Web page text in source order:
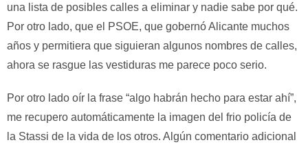
una lista de posibles calles a eliminar y nadie sabe por qué.
Por otro lado, que el PSOE, que gobernó Alicante muchos
años y permitiera que siguieran algunos nombres de calles,
ahora se rasgue las vestiduras me parece poco serio.
Por otro lado oír la frase “algo habrán hecho para estar ahí”,
me recupero automáticamente la imagen del frio policía de
la Stassi de la vida de los otros. Algún comentario adicional